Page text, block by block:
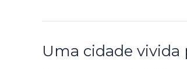
Uma cidade vivida